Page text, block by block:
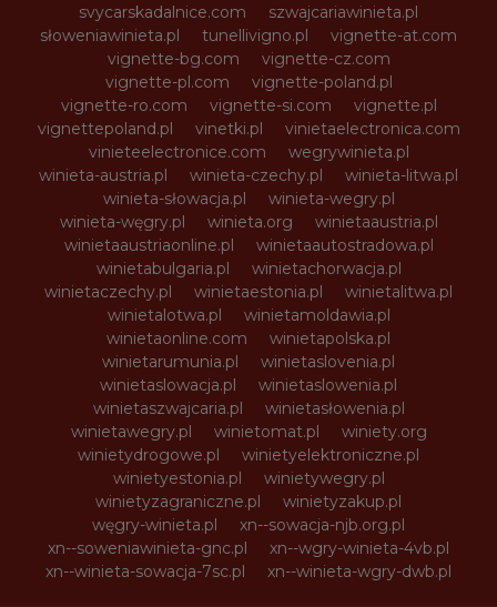
svycarskadalnice.com
szwajcariawinieta.pl
słoweniawinieta.pl
tunellivigno.pl
vignette-at.com
vignette-bg.com
vignette-cz.com
vignette-pl.com
vignette-poland.pl
vignette-ro.com
vignette-si.com
vignette.pl
vignettepoland.pl
vinetki.pl
vinietaelectronica.com
vinieteelectronice.com
wegrywinieta.pl
winieta-austria.pl
winieta-czechy.pl
winieta-litwa.pl
winieta-słowacja.pl
winieta-wegry.pl
winieta-węgry.pl
winieta.org
winietaaustria.pl
winietaaustriaonline.pl
winietaautostradowa.pl
winietabulgaria.pl
winietachorwacja.pl
winietaczechy.pl
winietaestonia.pl
winietalitwa.pl
winietalotwa.pl
winietamoldawia.pl
winietaonline.com
winietapolska.pl
winietarumunia.pl
winietaslovenia.pl
winietaslowacja.pl
winietaslowenia.pl
winietaszwajcaria.pl
winietasłowenia.pl
winietawegry.pl
winietomat.pl
winiety.org
winietydrogowe.pl
winietyelektroniczne.pl
winietyestonia.pl
winietywegry.pl
winietyzagraniczne.pl
winietyzakup.pl
węgry-winieta.pl
xn--sowacja-njb.org.pl
xn--soweniawinieta-gnc.pl
xn--wgry-winieta-4vb.pl
xn--winieta-sowacja-7sc.pl
xn--winieta-wgry-dwb.pl